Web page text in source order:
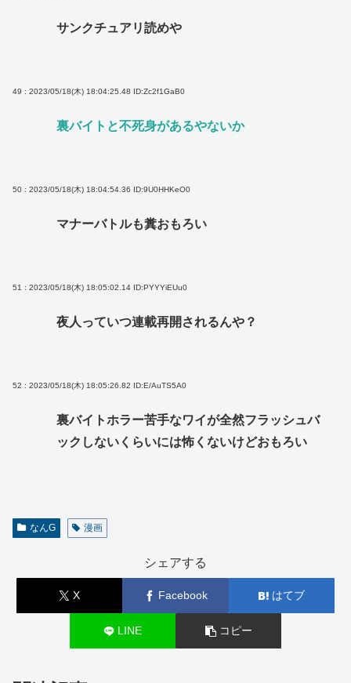
サンクチュアリ読めや
49 : 2023/05/18(木) 18:04:25.48 ID:Zc2f1GaB0
裏バイトと不死身があるやないか
50 : 2023/05/18(木) 18:04:54.36 ID:9U0HHKeO0
マナーバトルも糞おもろい
51 : 2023/05/18(木) 18:05:02.14 ID:PYYYiEUu0
夜人っていつ連載再開されるんや？
52 : 2023/05/18(木) 18:05:26.82 ID:E/AuTS5A0
裏バイトホラー苦手なワイが全然フラッシュバ
ックしないくらいには怖くないけどおもろい
なんG 漫画
シェアする
X Facebook はてブ
LINE コピー